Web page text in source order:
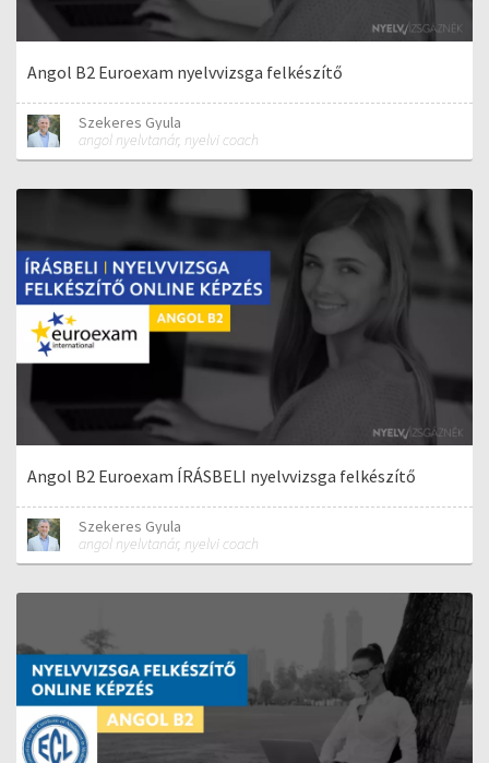
Angol B2 Euroexam nyelvvizsga felkészítő
Szekeres Gyula
angol nyelvtanár, nyelvi coach
Angol B2 Euroexam ÍRÁSBELI nyelvvizsga felkészítő
Szekeres Gyula
angol nyelvtanár, nyelvi coach